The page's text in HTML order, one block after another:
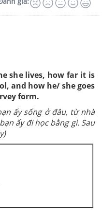
she lives, how far it is
and how he/ she goes
form.
ấy sống ở đâu, từ nhà
ấy đi học bằng gì. Sau